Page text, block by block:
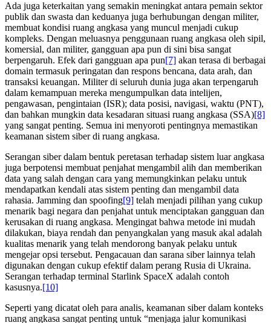
Ada juga keterkaitan yang semakin meningkat antara pemain sektor
publik dan swasta dan keduanya juga berhubungan dengan militer,
membuat kondisi ruang angkasa yang muncul menjadi cukup
kompleks. Dengan meluasnya penggunaan ruang angkasa oleh sipil,
komersial, dan militer, gangguan apa pun di sini bisa sangat
berpengaruh. Efek dari gangguan apa pun[7] akan terasa di berbagai
domain termasuk peringatan dan respons bencana, data arah, dan
transaksi keuangan. Militer di seluruh dunia juga akan terpengaruh
dalam kemampuan mereka mengumpulkan data intelijen,
pengawasan, pengintaian (ISR); data posisi, navigasi, waktu (PNT),
dan bahkan mungkin data kesadaran situasi ruang angkasa (SSA)[8]
yang sangat penting. Semua ini menyoroti pentingnya memastikan
keamanan sistem siber di ruang angkasa.
Serangan siber dalam bentuk peretasan terhadap sistem luar angkasa
juga berpotensi membuat penjahat mengambil alih dan memberikan
data yang salah dengan cara yang memungkinkan pelaku untuk
mendapatkan kendali atas sistem penting dan mengambil data
rahasia. Jamming dan spoofing[9] telah menjadi pilihan yang cukup
menarik bagi negara dan penjahat untuk menciptakan gangguan dan
kerusakan di ruang angkasa. Mengingat bahwa metode ini mudah
dilakukan, biaya rendah dan penyangkalan yang masuk akal adalah
kualitas menarik yang telah mendorong banyak pelaku untuk
mengejar opsi tersebut. Pengacauan dan sarana siber lainnya telah
digunakan dengan cukup efektif dalam perang Rusia di Ukraina.
Serangan terhadap terminal Starlink SpaceX adalah contoh
kasusnya.[10]
Seperti yang dicatat oleh para analis, keamanan siber dalam konteks
ruang angkasa sangat penting untuk “menjaga jalur komunikasi